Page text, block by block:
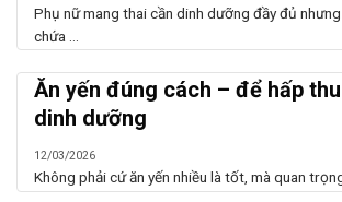
Phụ nữ mang thai cần dinh dưỡng đầy đủ
chứa ...
Ăn yến đúng cách – để hấp
dinh dưỡng
12/03/2026
Không phải cứ ăn yến nhiều là tốt, mà quan